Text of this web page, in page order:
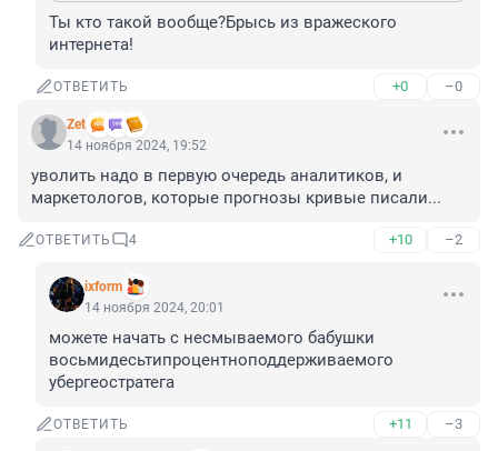
Ты кто такой вообще?Брысь из вражеского
интернета!
ОТВЕТИТЬ +0 –0
Zet
14 ноября 2024, 19:52
уволить надо в первую очередь аналитиков, и
маркетологов, которые прогнозы кривые писали...
ОТВЕТИТЬ 4 +10 –2
ixform
14 ноября 2024, 20:01
можете начать с несмываемого бабушки
восьмидесьтипроцентноподдерживаемого
убергеостратега
ОТВЕТИТЬ +11 –3